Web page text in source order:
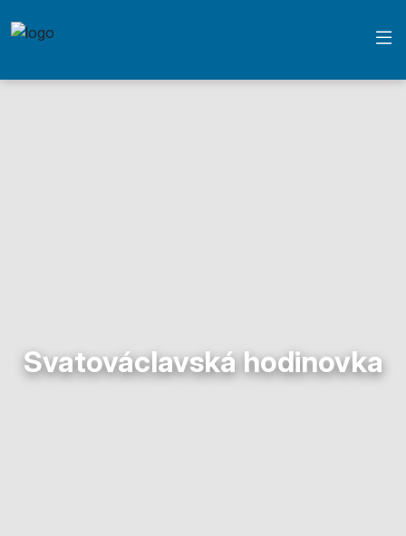
Svatováclavská hodinovka